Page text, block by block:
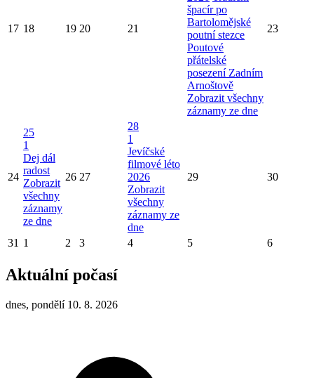
17 18 19 20 21
špacír po
Bartolomějské
poutní stezce
Poutové
přátelské
posezení Zadním
Arnoštově
Zobrazit všechny
záznamy ze dne
23
24
25
1
Dej dál
radost
Zobrazit
všechny
záznamy
ze dne
26 27
28
1
Jevíčské
filmové léto
2026
Zobrazit
všechny
záznamy ze
dne
29 30
31 1 2 3 4 5 6
Aktuální počasí
dnes, pondělí 10. 8. 2026